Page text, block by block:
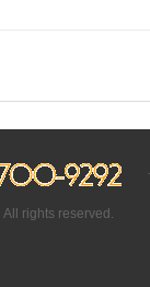
All rights reserved.